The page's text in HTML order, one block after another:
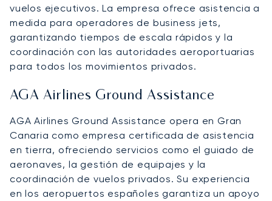
vuelos ejecutivos. La empresa ofrece asistencia a
medida para operadores de business jets,
garantizando tiempos de escala rápidos y la
coordinación con las autoridades aeroportuarias
para todos los movimientos privados.
AGA Airlines Ground Assistance
AGA Airlines Ground Assistance opera en Gran
Canaria como empresa certificada de asistencia
en tierra, ofreciendo servicios como el guiado de
aeronaves, la gestión de equipajes y la
coordinación de vuelos privados. Su experiencia
en los aeropuertos españoles garantiza un apoyo